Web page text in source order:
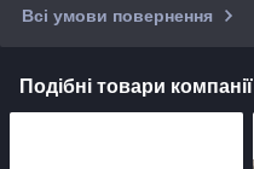
Всі умови повернення
Подібні товари компанії